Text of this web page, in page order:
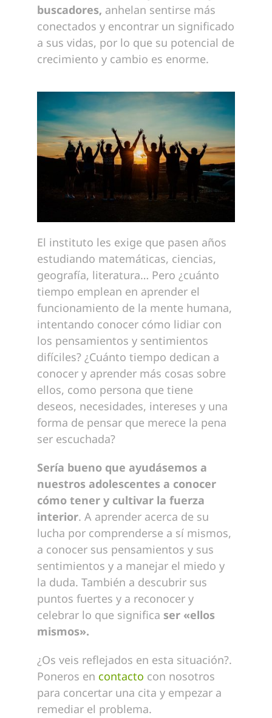
buscadores, anhelan sentirse más
conectados y encontrar un significado
a sus vidas, por lo que su potencial de
crecimiento y cambio es enorme.
El instituto les exige que pasen años
estudiando matemáticas, ciencias,
geografía, literatura… Pero ¿cuánto
tiempo emplean en aprender el
funcionamiento de la mente humana,
intentando conocer cómo lidiar con
los pensamientos y sentimientos
difíciles? ¿Cuánto tiempo dedican a
conocer y aprender más cosas sobre
ellos, como persona que tiene
deseos, necesidades, intereses y una
forma de pensar que merece la pena
ser escuchada?
Sería bueno que ayudásemos a
nuestros adolescentes a conocer
cómo tener y cultivar la fuerza
interior. A aprender acerca de su
lucha por comprenderse a sí mismos,
a conocer sus pensamientos y sus
sentimientos y a manejar el miedo y
la duda. También a descubrir sus
puntos fuertes y a reconocer y
celebrar lo que significa ser «ellos
mismos».
¿Os veis reflejados en esta situación?.
Poneros en contacto con nosotros
para concertar una cita y empezar a
remediar el problema.